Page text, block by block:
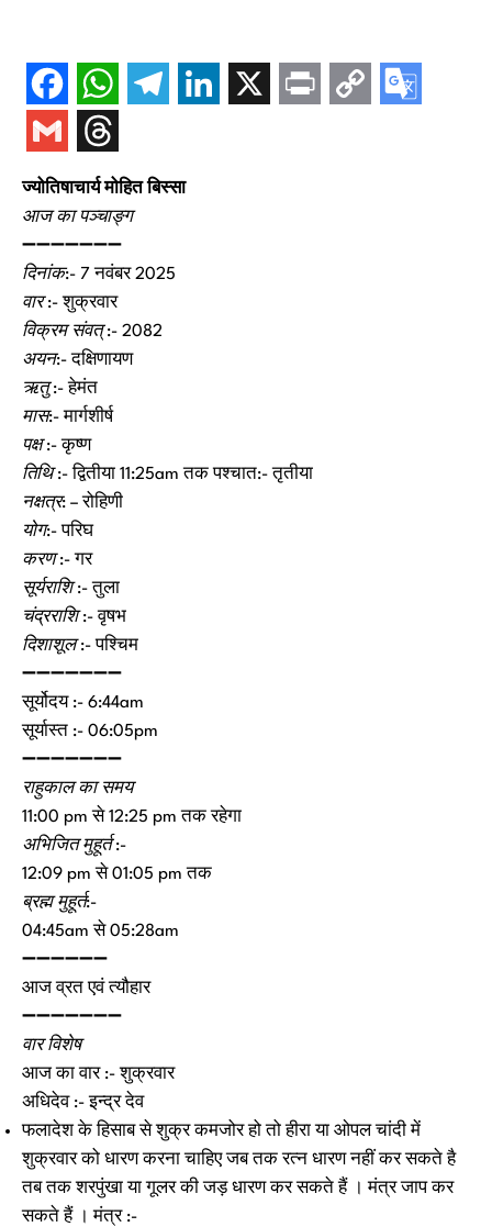
ज्योतिषाचार्य मोहित बिस्सा
आज का पञ्चाङ्ग
➖➖➖➖➖➖➖
दिनांक:- 7 नवंबर 2025
वार:- शुक्रवार
विक्रम संवत्:- 2082
अयन:- दक्षिणायण
ऋतु:- हेमंत
मास:- मार्गशीर्ष
पक्ष:- कृष्ण
तिथि:- द्वितीया 11:25am तक पश्चात:- तृतीया
नक्षत्र: – रोहिणी
योग:- परिघ
करण:- गर
सूर्यराशि:- तुला
चंद्रराशि:- वृषभ
दिशाशूल:- पश्चिम
➖➖➖➖➖➖➖
सूर्योदय :- 6:44am
सूर्यास्त :- 06:05pm
➖➖➖➖➖➖➖
राहुकाल का समय
11:00 pm से 12:25 pm तक रहेगा
अभिजित मुहूर्त :-
12:09 pm से 01:05 pm तक
ब्रह्म मुहूर्त:-
04:45am से 05:28am
➖➖➖➖➖➖
आज व्रत एवं त्यौहार
➖➖➖➖➖➖➖
वार विशेष
आज का वार :- शुक्रवार
अधिदेव :- इन्द्र देव
फलादेश के हिसाब से शुक्र कमजोर हो तो हीरा या ओपल चांदी में
शुक्रवार को धारण करना चाहिए जब तक रत्न धारण नहीं कर सकते है
तब तक शरपुंखा या गूलर की जड़ धारण कर सकते हैं । मंत्र जाप कर
सकते हैं । मंत्र :-